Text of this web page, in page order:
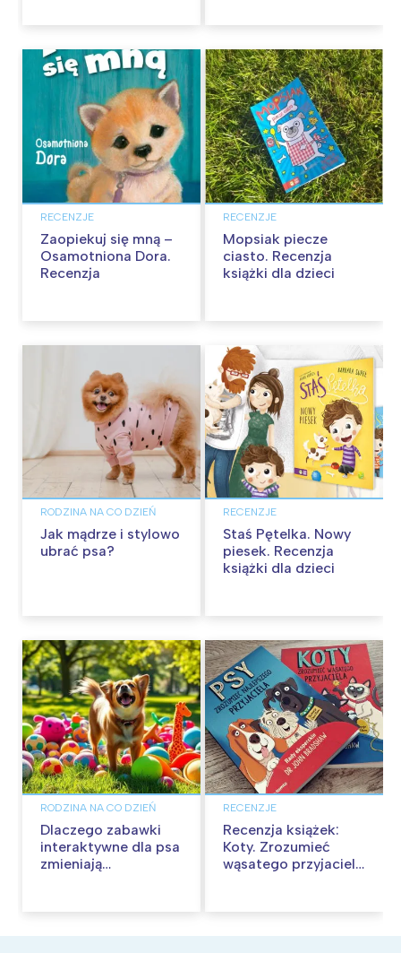
zabawy
RECENZJE
Zaopiekuj się mną –
Osamotniona Dora.
Recenzja
RECENZJE
Mopsiak piecze
ciasto. Recenzja
książki dla dzieci
RODZINA NA CO DZIEŃ
Jak mądrze i stylowo
ubrać psa?
RECENZJE
Staś Pętelka. Nowy
piesek. Recenzja
książki dla dzieci
RODZINA NA CO DZIEŃ
Dlaczego zabawki
interaktywne dla psa
zmieniają
RECENZJE
Recenzja książek:
Koty. Zrozumieć
wąsatego przyjaciela